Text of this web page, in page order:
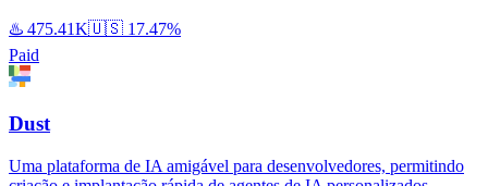
♨️ 475.41K🇺🇸 17.47%
Paid
Dust
Uma plataforma de IA amigável para desenvolvedores, permitindo